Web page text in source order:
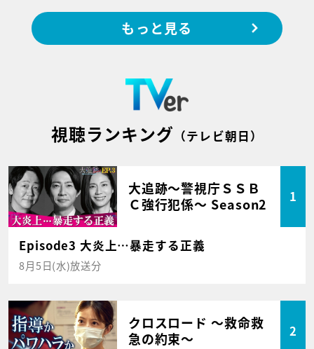
もっと見る
視聴ランキング （テレビ朝日）
大追跡～警視庁ＳＳＢ
Ｃ強行犯係～ Season2
1
Episode3 大炎上…暴走する正義
8月5日(水)放送分
クロスロード ～救命救
急の約束～
2